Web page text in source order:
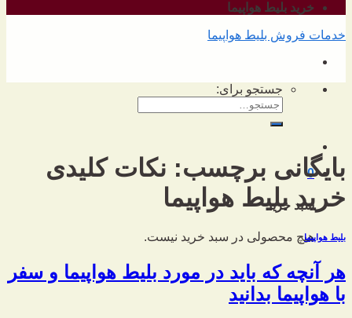
خرید بلیط هواپیما
خدمات فروش بلیط هواپیما
جستجو برای:
0
سبد خرید
هیچ محصولی در سبد خرید نیست.
بایگانی برچسب: نکات کلیدی
خرید بلیط هواپیما
بلیط هواپیما
هر آنچه که باید در مورد بلیط هواپیما و سفر
با هواپیما بدانید